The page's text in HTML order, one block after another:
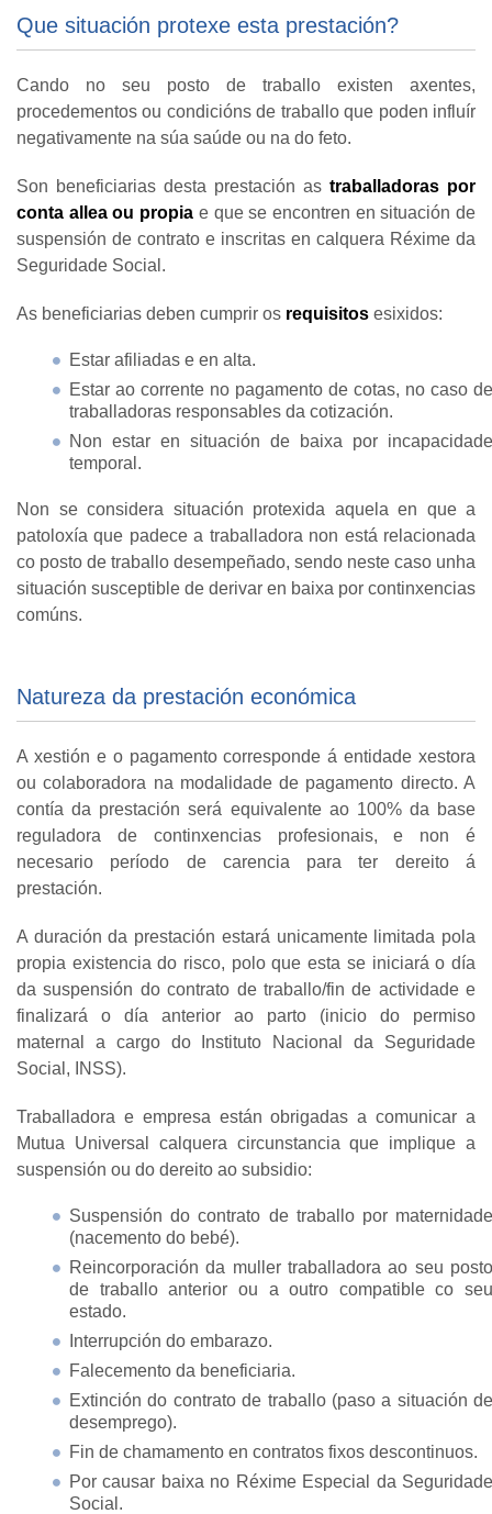
Que situación protexe esta prestación?
Cando no seu posto de traballo existen axentes,
procedementos ou condicións de traballo que poden influír
negativamente na súa saúde ou na do feto.
Son beneficiarias desta prestación as traballadoras por
conta allea ou propia e que se encontren en situación de
suspensión de contrato e inscritas en calquera Réxime da
Seguridade Social.
As beneficiarias deben cumprir os requisitos esixidos:
Estar afiliadas e en alta.
Estar ao corrente no pagamento de cotas, no caso de
traballadoras responsables da cotización.
Non estar en situación de baixa por incapacidade
temporal.
Non se considera situación protexida aquela en que a
patoloxía que padece a traballadora non está relacionada
co posto de traballo desempeñado, sendo neste caso unha
situación susceptible de derivar en baixa por continxencias
comúns.
Natureza da prestación económica
A xestión e o pagamento corresponde á entidade xestora
ou colaboradora na modalidade de pagamento directo. A
contía da prestación será equivalente ao 100% da base
reguladora de continxencias profesionais, e non é
necesario período de carencia para ter dereito á
prestación.
A duración da prestación estará unicamente limitada pola
propia existencia do risco, polo que esta se iniciará o día
da suspensión do contrato de traballo/fin de actividade e
finalizará o día anterior ao parto (inicio do permiso
maternal a cargo do Instituto Nacional da Seguridade
Social, INSS).
Traballadora e empresa están obrigadas a comunicar a
Mutua Universal calquera circunstancia que implique a
suspensión ou do dereito ao subsidio:
Suspensión do contrato de traballo por maternidade
(nacemento do bebé).
Reincorporación da muller traballadora ao seu posto
de traballo anterior ou a outro compatible co seu
estado.
Interrupción do embarazo.
Falecemento da beneficiaria.
Extinción do contrato de traballo (paso a situación de
desemprego).
Fin de chamamento en contratos fixos descontinuos.
Por causar baixa no Réxime Especial da Seguridade
Social.